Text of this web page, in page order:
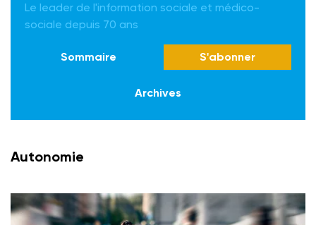
Le leader de l'information sociale et médico-
sociale depuis 70 ans
Sommaire S'abonner
Archives
Autonomie